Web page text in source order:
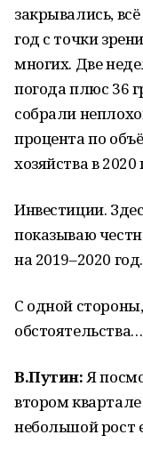
закрывались,
год с точки
многих. Две
погода плюс 36
собрали
процента по
хозяйства в
Инвестиции.
показываю
на 2019–2020 год.
С одной
обстоятельства…
В.Путин:Я
втором квартале
небольшой рост